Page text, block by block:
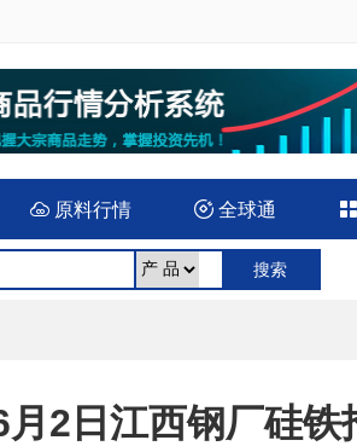
原料行情  全球通 
2日江西钢厂硅铁